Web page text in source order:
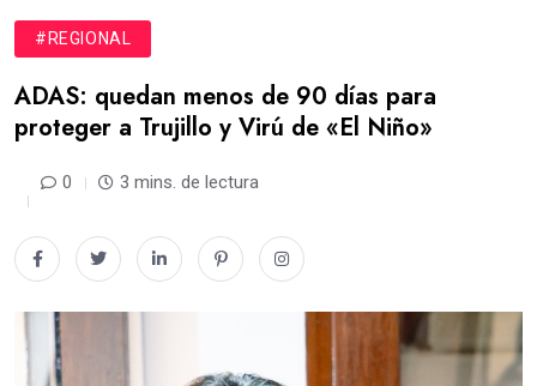
#REGIONAL
ADAS: quedan menos de 90 días para
proteger a Trujillo y Virú de «El Niño»
0 3 mins. de lectura